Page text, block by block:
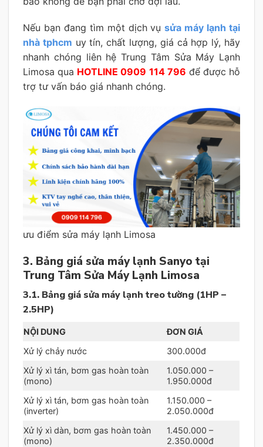
Nếu bạn đang tìm một dịch vụsửa máy lạnh tại
nhà tphcm uy tín, chất lượng, giá cả hợp lý, hãy
nhanh chóng liên hệ Trung Tâm Sửa Máy Lạnh
Limosa qua HOTLINE 0909 114 796 để được hỗ
trợ tư vấn báo giá nhanh chóng.
ưu điểm sửa máy lạnh Limosa
3. Bảng giá sửa máy lạnh Sanyo tại
Trung Tâm Sửa Máy Lạnh Limosa
3.1. Bảng giá sửa máy lạnh treo tường (1HP –
2.5HP)
NỘI DUNG
ĐƠN GIÁ
Xử lý chảy nước
300.000đ
Xử lý xì tán, bơm gas hoàn toàn
(mono)
1.050.000 –
1.950.000đ
Xử lý xì tán, bơm gas hoàn toàn
(inverter)
1.150.000 –
2.050.000đ
Xử lý xì dàn, bơm gas hoàn toàn
(mono)
1.450.000 –
2.350.000đ